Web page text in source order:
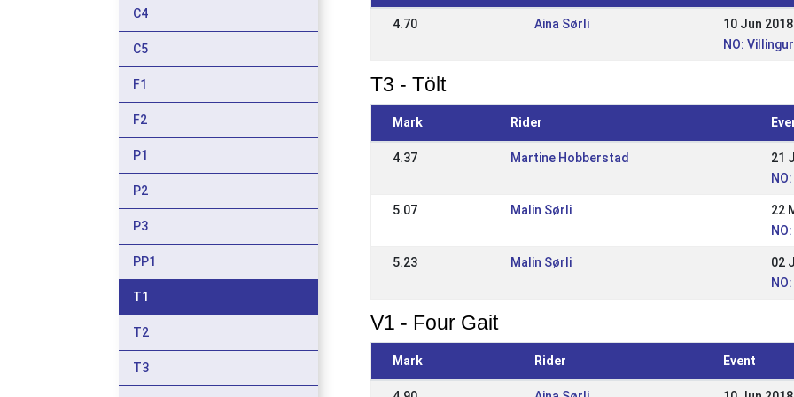
C4
C5
F1
F2
P1
P2
P3
PP1
T1
T2
T3
4.70 Aina Sørli
10 Jun 2018
NO:
T3 - Tölt
Mark Rider
4.37 Martine Hobberstad
21
5.07 Malin Sørli
22
5.23 Malin Sørli
02
V1 - Four Gait
Mark Rider Event